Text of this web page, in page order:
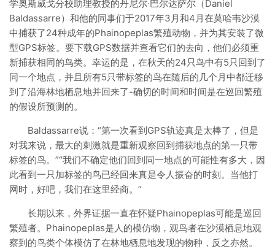
学奥斯威戈分校助理教授的丹尼尔·巴尔达萨尔（Daniel
Baldassarre）和他的同事们于2017年3月和4月在莫哈韦沙漠
中捕获了24种成年的Phainopeplas繁殖动物，并为其安装了微
型GPS标签。要下载GPS数据并查看它们的去向，他们必须重
新捕获相同的鸟类。幸运的是，在秋天的24只鸟中有5只回到了
同一个地点，并且所有5只带标签的鸟在随后的几个月中都迁移
到了沿海林地栖息地并回来了-确切的时间和时间是在巡回繁殖
的假设所预测的。
Baldassarre说：“第一次看到GPS轨迹真是太棒了，但是
对我来说，最大的刺激就是重新观察回到捕获地点的第一只带
标签的鸟。”“我们不确定他们回到同一地点的可能性有多大，因
此看到一只加标签的鸟已经回来真是令人振奋的时刻。当他打
网时，好吧，我们在这里经商。”
长期以来，外界证据一直在怀疑Phainopeplas可能是巡回
繁殖者。Phainopeplas是人的模仿物，观鸟者在沙漠栖息地观
察到的鸟类个体模仿了在林地栖息地发现的物种，反之亦然。